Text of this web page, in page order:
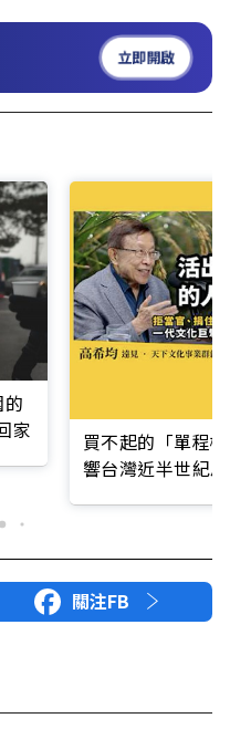
立即開啟
家
買不起的「單程
響台灣近半世紀
關注FB